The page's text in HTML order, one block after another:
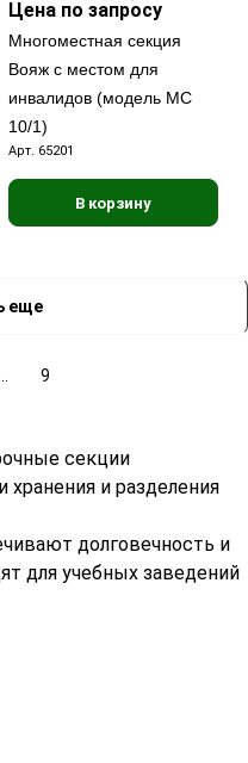
Цена по запросу
Многоместная секция
Вояж с местом для
инвалидов (модель МС
10/1)
Арт. 65201
В корзину
еще
9
секции
хранения и разделения
долговечность и
для учебных заведений